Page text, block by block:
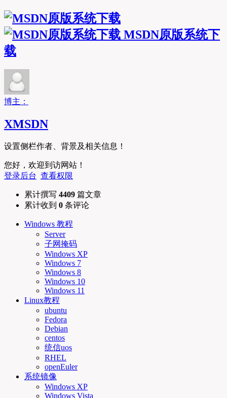
MSDN原版系统下
载
博主：
XMSDN
设置侧栏作者、背景及相关信息！
您好，欢迎到访网站！
登录后台 查看权限
累计撰写 4409 篇文章
累计收到 0 条评论
Windows 教程
Server
子网掩码
Windows XP
Windows 7
Windows 8
Windows 10
Windows 11
Linux教程
ubuntu
Fedora
Debian
centos
统信uos
RHEL
openEuler
系统镜像
Windows XP
Windows Vista